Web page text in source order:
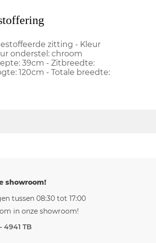
zitting - Kleur
onderstel: chroom
39cm - Zitbreedte:
120cm - Totale breedte:
showroom!
tussen 08:30 tot 17:00
in onze showroom!
TB